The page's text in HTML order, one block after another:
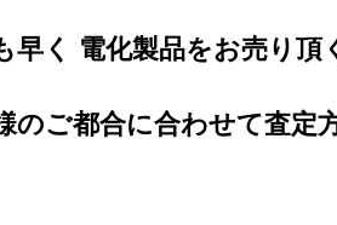
く 電化製品をお売り頂
のご都合に合わせて査定